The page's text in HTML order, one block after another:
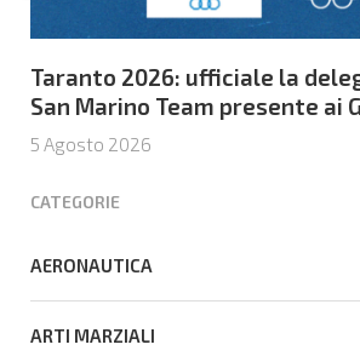
Taranto 2026: ufficiale la
San Marino Team presente ai
Mediterraneo
5 Agosto 2026
CATEGORIE
AERONAUTICA
ARTI MARZIALI